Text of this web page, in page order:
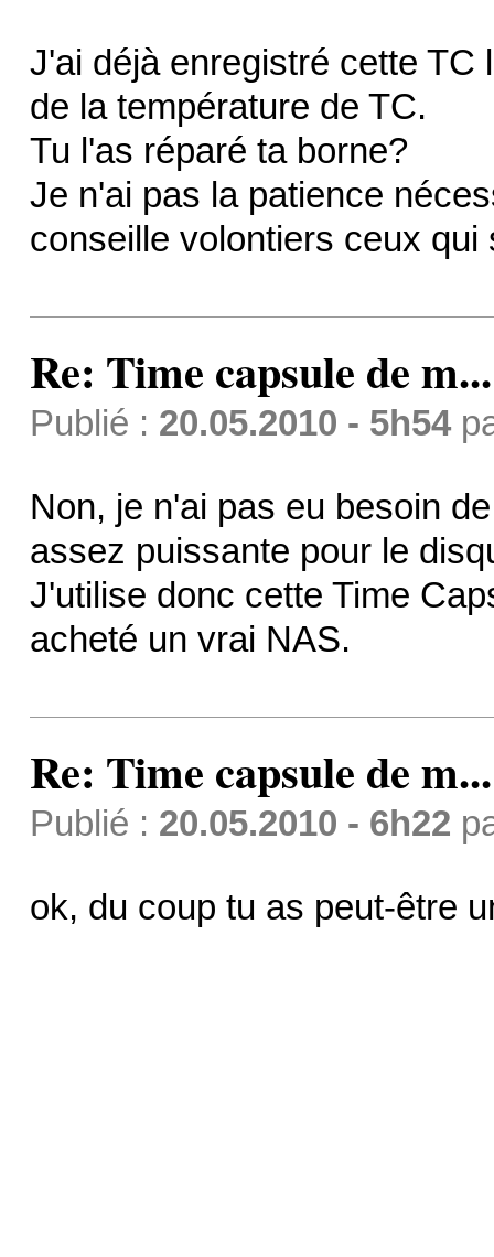
J'ai déjà enregistré cette TC
de la température de TC.
Tu l'as réparé ta borne?
Je n'ai pas la patience
conseille volontiers ceux
Re: Time capsule de m...
Publié : 20.05.2010 - 5h54
Non, je n'ai pas eu besoin
assez puissante pour le
J'utilise donc cette Time
acheté un vrai NAS.
Re: Time capsule de m...
Publié : 20.05.2010 - 6h22
ok, du coup tu as peut-être